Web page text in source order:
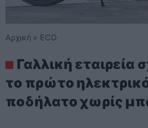
Αρχική » ECO
Γαλλική εταιρεία
το πρώτο
ποδήλατο χωρίς